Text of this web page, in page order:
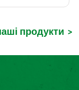
продукти >